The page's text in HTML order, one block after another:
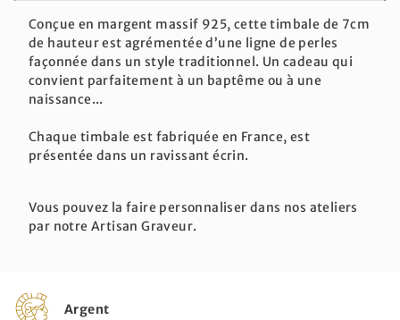
Conçue en margent massif 925, cette timbale de 7cm
de hauteur est agrémentée d’une ligne de perles
façonnée dans un style traditionnel. Un cadeau qui
convient parfaitement à un baptême ou à une
naissance...
Chaque timbale est fabriquée en France, est
présentée dans un ravissant écrin.
Vous pouvez la faire personnaliser dans nos ateliers
par notre Artisan Graveur.
Argent